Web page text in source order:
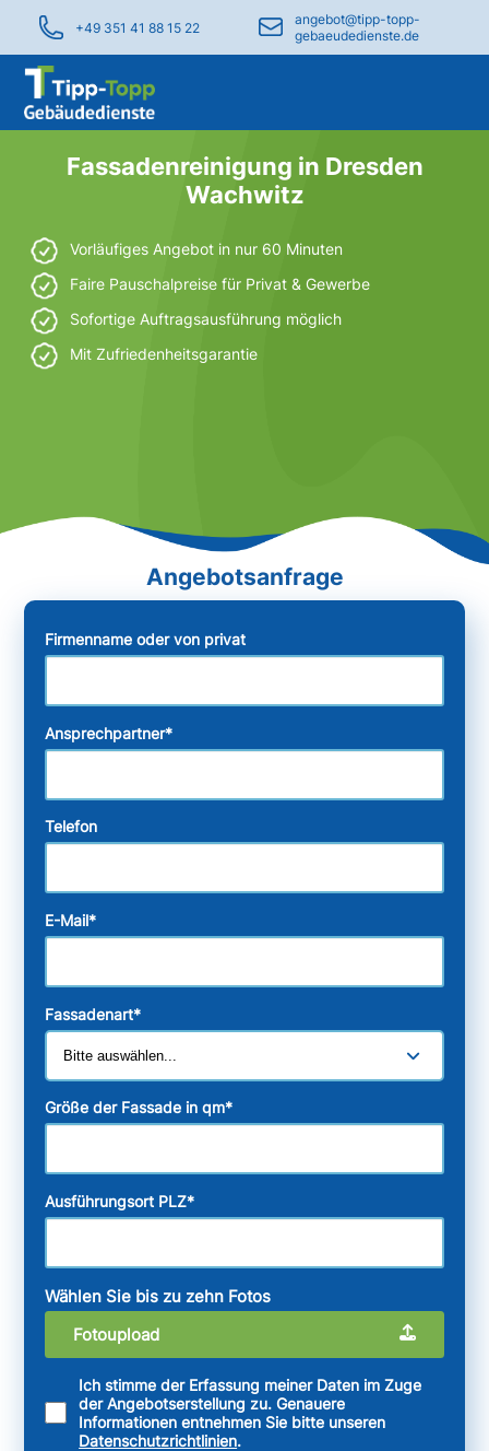
+49 351 41 88 15 22
angebot@tipp-topp-
gebaeudedienste.de
Fassadenreinigung in Dresden
Wachwitz
Vorläufiges Angebot in nur 60 Minuten
Faire Pauschalpreise für Privat & Gewerbe
Sofortige Auftragsausführung möglich
Mit Zufriedenheitsgarantie
Firmenname oder von privat
Ansprechpartner*
Telefon
E-Mail*
Fassadenart*
Größe der Fassade in qm*
Ausführungsort PLZ*
Wählen Sie bis zu zehn Fotos
Fotoupload
Ich stimme der Erfassung meiner Daten im Zuge
der Angebotserstellung zu. Genauere
Informationen entnehmen Sie bitte unseren
Datenschutzrichtlinien.